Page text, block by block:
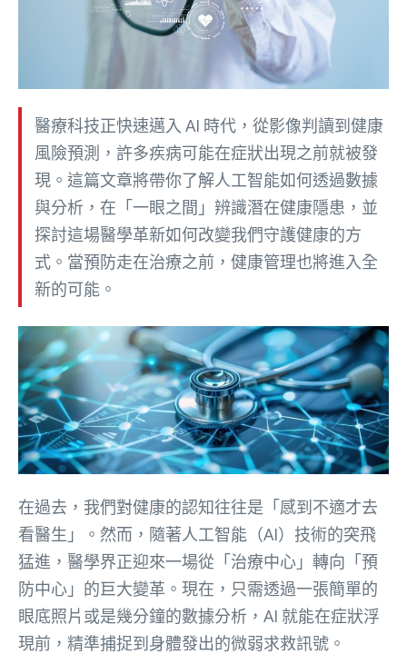
醫療科技正快速邁入 AI 時代，從影像判讀到健康
風險預測，許多疾病可能在症狀出現之前就被發
現。這篇文章將帶你了解人工智能如何透過數據
與分析，在「一眼之間」辨識潛在健康隱患，並
探討這場醫學革新如何改變我們守護健康的方
式。當預防走在治療之前，健康管理也將進入全
新的可能。
在過去，我們對健康的認知往往是「感到不適才去
看醫生」。然而，隨著人工智能（AI）技術的突飛
猛進，醫學界正迎來一場從「治療中心」轉向「預
防中心」的巨大變革。現在，只需透過一張簡單的
眼底照片或是幾分鐘的數據分析，AI 就能在症狀浮
現前，精準捕捉到身體發出的微弱求救訊號。